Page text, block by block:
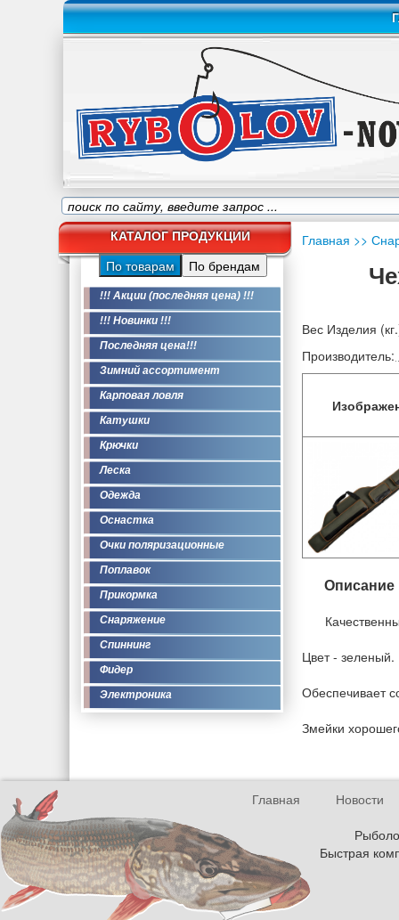
КАТАЛОГ ПРОДУКЦИИ
По товарам По брендам
!!! Акции (последняя цена) !!!
!!! Новинки !!!
Последняя цена!!!
Зимний ассортимент
Карповая ловля
Катушки
Крючки
Леска
Одежда
Оснастка
Очки поляризационные
Поплавок
Прикормка
Снаряжение
Спиннинг
Фидер
Электроника
Главная >>
Вес Изделия
Производитель:
Описание
Цвет - зеленый.
Обеспечивает
Змейки
Главная
Новости
Быстрая